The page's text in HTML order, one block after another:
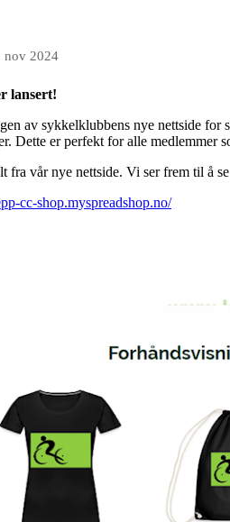
nov 2024
lansert!
av sykkelklubbens nye nettside
Dette er perfekt for alle medlemmer
fra vår nye nettside. Vi ser frem til å
cc-shop.myspreadshop.no/